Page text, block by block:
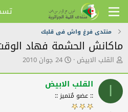
منتدى فرغ واش فى قلبك
ماكانش الحشمة فهاد
ك
ت
ب
ل
القلب الابيض ت
ر
ي
خ
24 جوان 2010
القلب الابيض
:: عضو مُتميز ::